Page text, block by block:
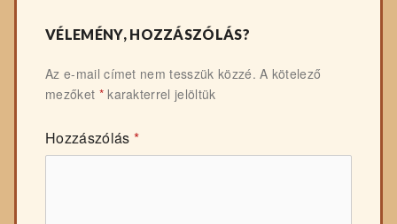
VÉLEMÉNY, HOZZÁSZÓLÁS?
Az e-mail címet nem tesszük közzé. A kötelező
mezőket *karakterrel jelöltük
Hozzászólás *